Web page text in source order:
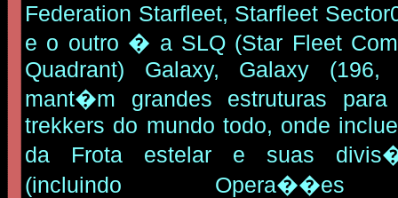
Federation Starfleet, Starfleet
e o outro � a SLQ (Star Fleet
Quadrant) Galaxy, Galaxy
mant�m grandes estruturas
trekkers do mundo todo, onde
da Frota estelar e suas
(incluindo Opera��es